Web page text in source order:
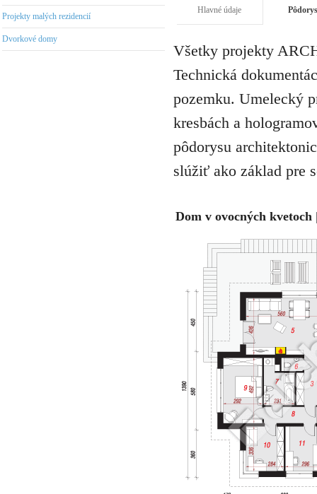
Projekty malých rezidencií
Dvorkové domy
Hlavné údaje
Všetky projekty
Technická
pozemku. Umelecký
kresbách a
pôdorysu
slúžiť ako základ pre
Dom v ovocných